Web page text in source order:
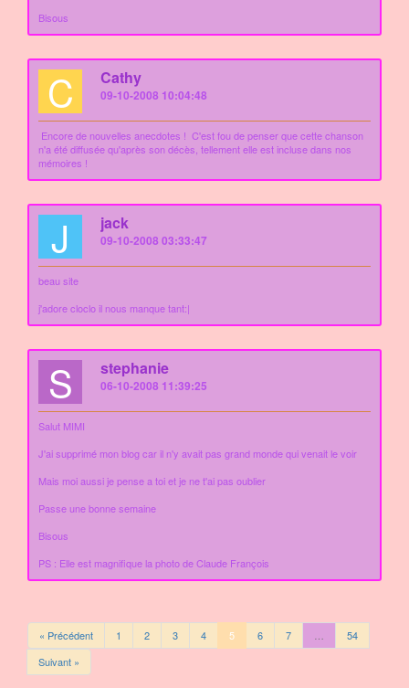
Bisous
C Cathy
09-10-2008 10:04:48
Encore de nouvelles anecdotes ! C'est fou de penser que cette chanson
n'a été diffusée qu'après son décès, tellement elle est incluse dans nos
mémoires !
J jack
09-10-2008 03:33:47
beau site
j'adore cloclo il nous manque tant:|
S stephanie
06-10-2008 11:39:25
Salut MIMI
J'ai supprimé mon blog car il n'y avait pas grand monde qui venait le voir
Mais moi aussi je pense a toi et je ne t'ai pas oublier
Passe une bonne semaine
Bisous
PS : Elle est magnifique la photo de Claude François
« Précédent 1 2 3 4 5 6 7
54
Suivant »